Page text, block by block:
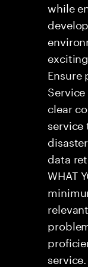
while
clear
data
WHAT